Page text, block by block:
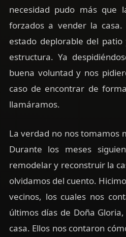
necesidad pudo más que
forzados a vender la
estado deplorable del
estructura. Ya
buena voluntad y nos
caso de encontrar de
llamáramos.
La verdad no nos tomamos
Durante los meses
remodelar y reconstruir la
olvidamos del cuento.
vecinos, los cuales nos
últimos días de Doña
casa. Ellos nos contaron